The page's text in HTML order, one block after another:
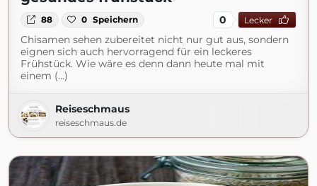
88 0 Speichern 0 Lecker
Chisamen sehen zubereitet nicht nur gut aus, sondern
eignen sich auch hervorragend für ein leckeres
Frühstück. Wie wäre es denn dann heute mal mit
einem (...)
Reiseschmaus
reiseschmaus.de